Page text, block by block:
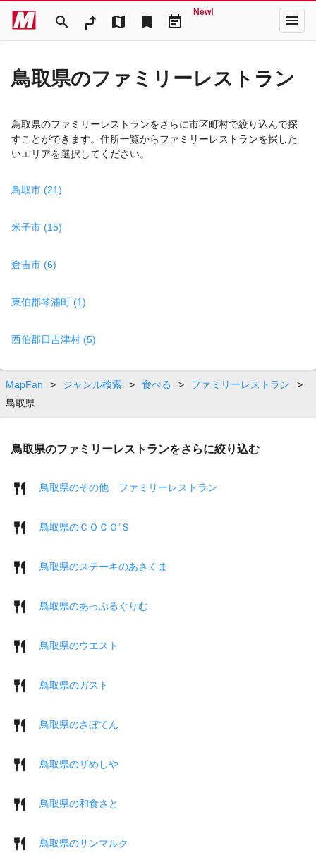
search map bookmark event_note
New! menu
鳥取県のファミリーレストラン
鳥取県のファミリーレストランをさらに市区町村で絞り込んで探
すことができます。住所一覧からファミリーレストランを探した
いエリアを選択してください。
鳥取市 (21)
米子市 (15)
倉吉市 (6)
東伯郡琴浦町 (1)
西伯郡日吉津村 (5)
MapFan > ジャンル検索 > 食べる > ファミリーレストラン
>
鳥取県
鳥取県のファミリーレストランをさらに絞り込む
鳥取県のその他 ファミリーレストラン
鳥取県のＣＯＣＯ’Ｓ
鳥取県のステーキのあさくま
鳥取県のあっぷるぐりむ
鳥取県のウエスト
鳥取県のガスト
鳥取県のさぼてん
鳥取県のザめしや
鳥取県の和食さと
鳥取県のサンマルク